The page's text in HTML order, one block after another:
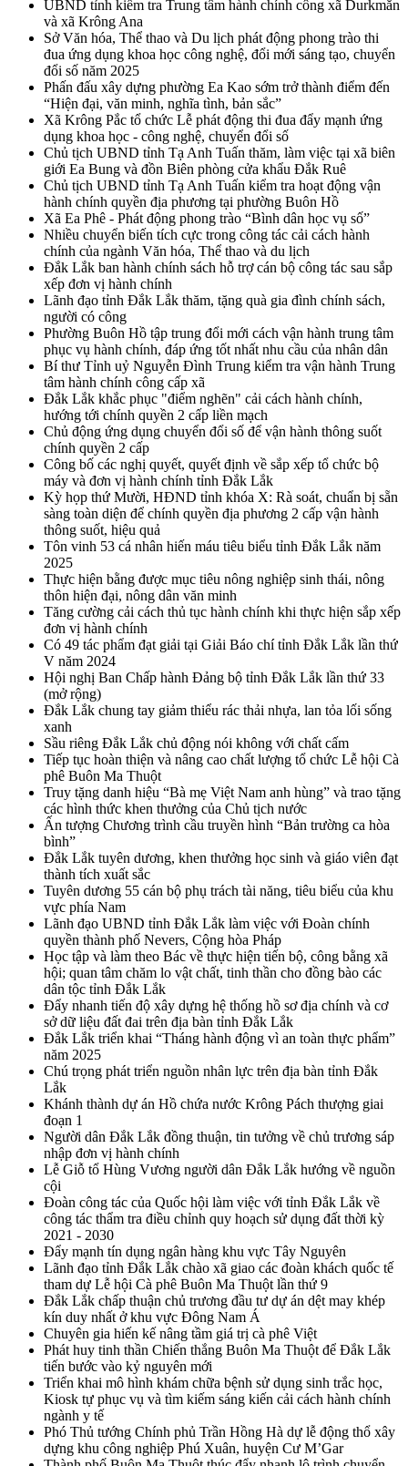
UBND tỉnh kiểm tra Trung tâm hành chính công xã Durkmăn
và xã Krông Ana
Sở Văn hóa, Thể thao và Du lịch phát động phong trào thi
đua ứng dụng khoa học công nghệ, đổi mới sáng tạo, chuyển
đổi số năm 2025
Phấn đấu xây dựng phường Ea Kao sớm trở thành điểm đến
“Hiện đại, văn minh, nghĩa tình, bản sắc”
Xã Krông Pắc tổ chức Lễ phát động thi đua đẩy mạnh ứng
dụng khoa học - công nghệ, chuyển đổi số
Chủ tịch UBND tỉnh Tạ Anh Tuấn thăm, làm việc tại xã biên
giới Ea Bung và đồn Biên phòng cửa khẩu Đắk Ruê
Chủ tịch UBND tỉnh Tạ Anh Tuấn kiểm tra hoạt động vận
hành chính quyền địa phương tại phường Buôn Hồ
Xã Ea Phê - Phát động phong trào “Bình dân học vụ số”
Nhiều chuyển biến tích cực trong công tác cải cách hành
chính của ngành Văn hóa, Thể thao và du lịch
Đắk Lắk ban hành chính sách hỗ trợ cán bộ công tác sau sắp
xếp đơn vị hành chính
Lãnh đạo tỉnh Đắk Lắk thăm, tặng quà gia đình chính sách,
người có công
Phường Buôn Hồ tập trung đổi mới cách vận hành trung tâm
phục vụ hành chính, đáp ứng tốt nhất nhu cầu của nhân dân
Bí thư Tỉnh uỷ Nguyễn Đình Trung kiểm tra vận hành Trung
tâm hành chính công cấp xã
Đắk Lắk khắc phục "điểm nghẽn" cải cách hành chính,
hướng tới chính quyền 2 cấp liền mạch
Chủ động ứng dụng chuyển đổi số để vận hành thông suốt
chính quyền 2 cấp
Công bố các nghị quyết, quyết định về sắp xếp tổ chức bộ
máy và đơn vị hành chính tỉnh Đắk Lắk
Kỳ họp thứ Mười, HĐND tỉnh khóa X: Rà soát, chuẩn bị sẵn
sàng toàn diện để chính quyền địa phương 2 cấp vận hành
thông suốt, hiệu quả
Tôn vinh 53 cá nhân hiến máu tiêu biểu tỉnh Đắk Lắk năm
2025
Thực hiện bằng được mục tiêu nông nghiệp sinh thái, nông
thôn hiện đại, nông dân văn minh
Tăng cường cải cách thủ tục hành chính khi thực hiện sắp xếp
đơn vị hành chính
Có 49 tác phẩm đạt giải tại Giải Báo chí tỉnh Đắk Lắk lần thứ
V năm 2024
Hội nghị Ban Chấp hành Đảng bộ tỉnh Đắk Lắk lần thứ 33
(mở rộng)
Đắk Lắk chung tay giảm thiểu rác thải nhựa, lan tỏa lối sống
xanh
Sầu riêng Đắk Lắk chủ động nói không với chất cấm
Tiếp tục hoàn thiện và nâng cao chất lượng tổ chức Lễ hội Cà
phê Buôn Ma Thuột
Truy tặng danh hiệu “Bà mẹ Việt Nam anh hùng” và trao tặng
các hình thức khen thưởng của Chủ tịch nước
Ấn tượng Chương trình cầu truyền hình “Bản trường ca hòa
bình”
Đắk Lắk tuyên dương, khen thưởng học sinh và giáo viên đạt
thành tích xuất sắc
Tuyên dương 55 cán bộ phụ trách tài năng, tiêu biểu của khu
vực phía Nam
Lãnh đạo UBND tỉnh Đắk Lắk làm việc với Đoàn chính
quyền thành phố Nevers, Cộng hòa Pháp
Học tập và làm theo Bác về thực hiện tiến bộ, công bằng xã
hội; quan tâm chăm lo vật chất, tinh thần cho đồng bào các
dân tộc tỉnh Đắk Lắk
Đẩy nhanh tiến độ xây dựng hệ thống hồ sơ địa chính và cơ
sở dữ liệu đất đai trên địa bàn tỉnh Đắk Lắk
Đắk Lắk triển khai “Tháng hành động vì an toàn thực phẩm”
năm 2025
Chú trọng phát triển nguồn nhân lực trên địa bàn tỉnh Đắk
Lắk
Khánh thành dự án Hồ chứa nước Krông Pách thượng giai
đoạn 1
Người dân Đắk Lắk đồng thuận, tin tưởng về chủ trương sáp
nhập đơn vị hành chính
Lễ Giỗ tổ Hùng Vương người dân Đắk Lắk hướng về nguồn
cội
Đoàn công tác của Quốc hội làm việc với tỉnh Đắk Lắk về
công tác thẩm tra điều chỉnh quy hoạch sử dụng đất thời kỳ
2021 - 2030
Đẩy mạnh tín dụng ngân hàng khu vực Tây Nguyên
Lãnh đạo tỉnh Đắk Lắk chào xã giao các đoàn khách quốc tế
tham dự Lễ hội Cà phê Buôn Ma Thuột lần thứ 9
Đắk Lắk chấp thuận chủ trương đầu tư dự án dệt may khép
kín duy nhất ở khu vực Đông Nam Á
Chuyên gia hiến kế nâng tầm giá trị cà phê Việt
Phát huy tinh thần Chiến thắng Buôn Ma Thuột để Đắk Lắk
tiến bước vào kỷ nguyên mới
Triển khai mô hình khám chữa bệnh sử dụng sinh trắc học,
Kiosk tự phục vụ và tìm kiếm sáng kiến cải cách hành chính
ngành y tế
Phó Thủ tướng Chính phủ Trần Hồng Hà dự lễ động thổ xây
dựng khu công nghiệp Phú Xuân, huyện Cư M’Gar